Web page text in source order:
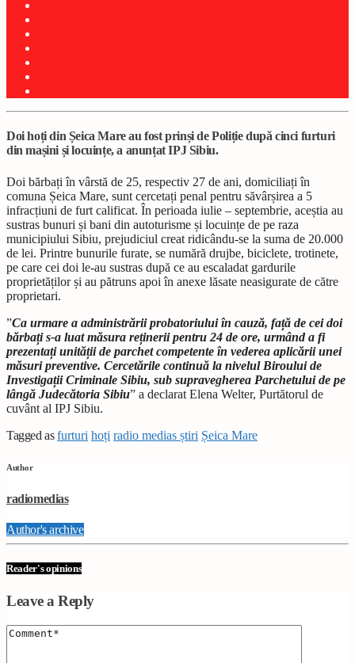
Doi hoți din Șeica Mare au fost prinși de Poliție după cinci furturi
din mașini și locuințe, a anunțat IPJ Sibiu.
Doi bărbați în vârstă de 25, respectiv 27 de ani, domiciliați în
comuna Șeica Mare, sunt cercetați penal pentru săvârșirea a 5
infracțiuni de furt calificat. În perioada iulie – septembrie, aceștia au
sustras bunuri și bani din autoturisme și locuințe de pe raza
municipiului Sibiu, prejudiciul creat ridicându-se la suma de 20.000
de lei. Printre bunurile furate, se numără drujbe, biciclete, trotinete,
pe care cei doi le-au sustras după ce au escaladat gardurile
proprietăților și au pătruns apoi în anexe lăsate neasigurate de către
proprietari.
”Ca urmare a administrării probatoriului în cauză, față de cei doi
bărbați s-a luat măsura reținerii pentru 24 de ore, urmând a fi
prezentați unității de parchet competente în vederea aplicării unei
măsuri preventive. Cercetările continuă la nivelul Biroului de
Investigații Criminale Sibiu, sub supravegherea Parchetului de pe
lângă Judecătoria Sibiu” a declarat Elena Welter, Purtătorul de
cuvânt al IPJ Sibiu.
Tagged asfurturi hoți radio medias știri Șeica Mare
Author
radiomedias
Author's archive
Reader's opinions
Leave a Reply